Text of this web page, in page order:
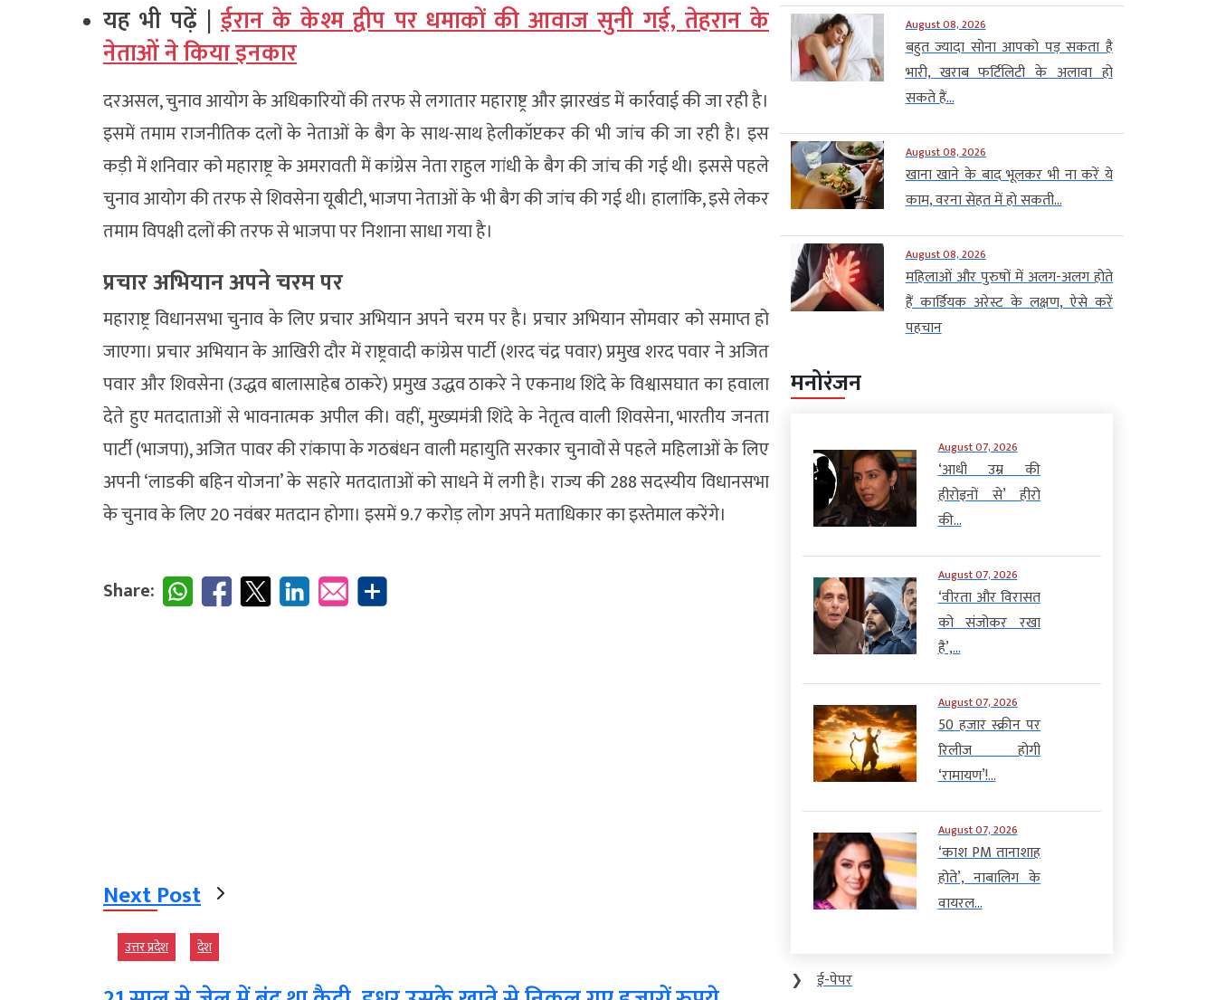
यह भी पढ़ें |ईरान के केश्म द्वीप पर धमाकों की आवाज सुनी गई, तेहरान के
नेताओं ने किया इनकार
दरअसल, चुनाव आयोग के अधिकारियों की तरफ से लगातार महाराष्ट्र और झारखंड में कार्रवाई की जा रही है।
इसमें तमाम राजनीतिक दलों के नेताओं के बैग के साथ-साथ हेलीकॉप्टकर की भी जांच की जा रही है। इस
कड़ी में शनिवार को महाराष्ट्र के अमरावती में कांग्रेस नेता राहुल गांधी के बैग की जांच की गई थी। इससे पहले
चुनाव आयोग की तरफ से शिवसेना यूबीटी, भाजपा नेताओं के भी बैग की जांच की गई थी। हालांकि, इसे लेकर
तमाम विपक्षी दलों की तरफ से भाजपा पर निशाना साधा गया है।
प्रचार अभियान अपने चरम पर
महाराष्ट्र विधानसभा चुनाव के लिए प्रचार अभियान अपने चरम पर है। प्रचार अभियान सोमवार को समाप्त हो
जाएगा। प्रचार अभियान के आखिरी दौर में राष्ट्रवादी कांग्रेस पार्टी (शरद चंद्र पवार) प्रमुख शरद पवार ने अजित
पवार और शिवसेना (उद्धव बालासाहेब ठाकरे) प्रमुख उद्धव ठाकरे ने एकनाथ शिंदे के विश्वासघात का हवाला
देते हुए मतदाताओं से भावनात्मक अपील की। वहीं, मुख्यमंत्री शिंदे के नेतृत्व वाली शिवसेना, भारतीय जनता
पार्टी (भाजपा), अजित पावर की रांकापा के गठबंधन वाली महायुति सरकार चुनावों से पहले महिलाओं के लिए
अपनी ‘लाडकी बहिन योजना’ के सहारे मतदाताओं को साधने में लगी है। राज्य की 288 सदस्यीय विधानसभा
के चुनाव के लिए 20 नवंबर मतदान होगा। इसमें 9.7 करोड़ लोग अपने मताधिकार का इस्तेमाल करेंगे।
Share:
Next Post
उत्तर प्रदेश देश
August 08, 2026
बहुत ज्यादा सोना आपको पड़ सकता है
भारी, खराब फर्टिलिटी के अलावा हो
सकते हैं...
August 08, 2026
खाना खाने के बाद भूलकर भी ना करें ये
काम, वरना सेहत में हो सकती...
August 08, 2026
महिलाओं और पुरुषों में अलग-अलग होते
हैं कार्डियक अरेस्ट के लक्षण, ऐसे करें
पहचान
मनोरंजन
August 07, 2026
‘आधी उम्र की
हीरोइनों से’ हीरो
की...
August 07, 2026
‘वीरता और विरासत
को संजोकर रखा
है’,...
August 07, 2026
50 हजार स्क्रीन पर
रिलीज होगी
‘रामायण’!...
August 07, 2026
‘काश PM तानाशाह
होते’, नाबालिग के
वायरल...
❯
ई-पेपर